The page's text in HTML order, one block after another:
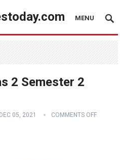
MENU
2 Semester 2
DEC 05, 2021 COMMENTS OFF